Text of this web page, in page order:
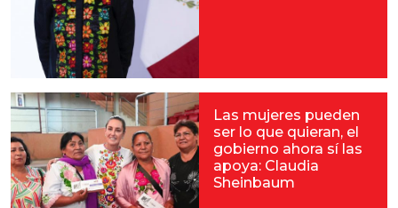
Las mujeres pueden
ser lo que quieran, el
gobierno ahora sí las
apoya: Claudia
Sheinbaum